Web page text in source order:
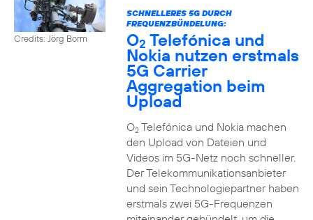
Credits: Jörg Borm
SCHNELLERES 5G DURCH
FREQUENZBÜNDELUNG:
O2 Telefónica und
Nokia nutzen erstmals
5G Carrier
Aggregation beim
Upload
O2Telefónica und Nokia machen
den Upload von Dateien und
Videos im 5G-Netz noch schneller.
Der Telekommunikationsanbieter
und sein Technologiepartner haben
erstmals zwei 5G-Frequenzen